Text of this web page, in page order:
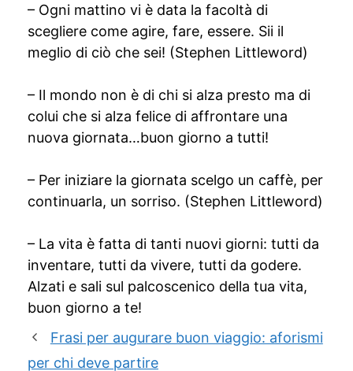
– Ogni mattino vi è data la facoltà di
scegliere come agire, fare, essere. Sii il
meglio di ciò che sei! (Stephen Littleword)
– Il mondo non è di chi si alza presto ma di
colui che si alza felice di affrontare una
nuova giornata…buon giorno a tutti!
– Per iniziare la giornata scelgo un caffè, per
continuarla, un sorriso. (Stephen Littleword)
– La vita è fatta di tanti nuovi giorni: tutti da
inventare, tutti da vivere, tutti da godere.
Alzati e sali sul palcoscenico della tua vita,
buon giorno a te!
Frasi per augurare buon viaggio: aforismi
per chi deve partire